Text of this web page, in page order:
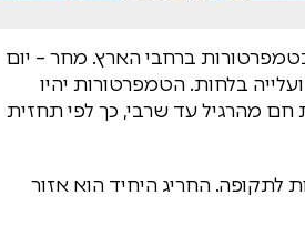
ברחבי הארץ. מחר – יום
בלחות. הטמפרטורות יהיו
חם מהרגיל עד שרבי, כך לפי תחזית
לתקופה. החריג היחיד הוא אזור